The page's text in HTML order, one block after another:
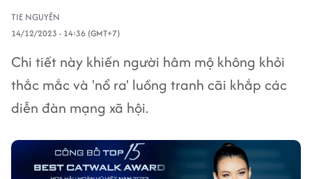
TIE NGUYÊN
14/12/2023 - 14:36 (GMT+7)
Chi tiết này khiến người hâm mộ không khỏi
thắc mắc và 'nổ ra' luồng tranh cãi khắp các
diễn đàn mạng xã hội.